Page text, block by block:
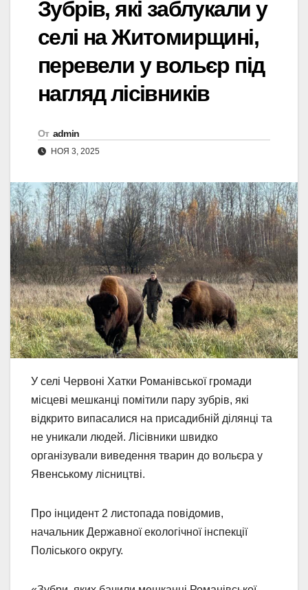
Зубрів, які заблукали у
селі на Житомирщині,
перевели у вольєр під
нагляд лісівників
От admin
НОЯ 3, 2025
У селі Червоні Хатки Романівської громади
місцеві мешканці помітили пару зубрів, які
відкрито випасалися на присадибній ділянці та
не уникали людей. Лісівники швидко
організували виведення тварин до вольєра у
Явенському лісництві.
Про інцидент 2 листопада повідомив,
начальник Державної екологічної інспекції
Поліського округу.